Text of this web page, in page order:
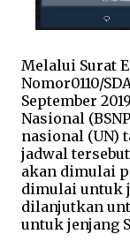
Melalui Surat
Nomor0110/
September
Nasional
nasional (UN)
jadwal
akan dimulai
dimulai untuk
dilanjutkan
untuk jenjang